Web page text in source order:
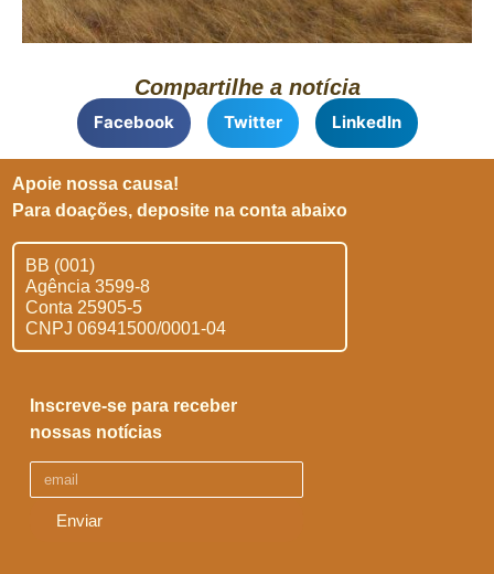
Compartilhe a notícia
Facebook Twitter LinkedIn
Apoie nossa causa!
Para doações, deposite na conta abaixo
BB (001)
Agência 3599-8
Conta 25905-5
CNPJ 06941500/0001-04
Enviar
Inscreve-se para receber
nossas notícias